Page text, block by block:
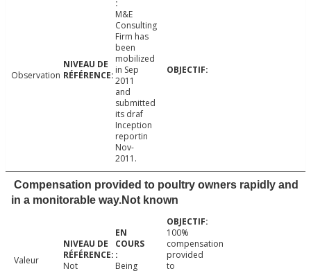
Observation
M&E
Consulting
Firm has
been
mobilized
in Sep
2011
and
submitted
its draf
Inception
reportin
Nov-
2011.
Compensation provided to poultry owners rapidly and
in a monitorable way.Not known
Valeur
Not
Being
100%
compensation
provided
to